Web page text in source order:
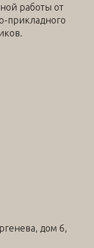
работы от
прикладного
дом 6,